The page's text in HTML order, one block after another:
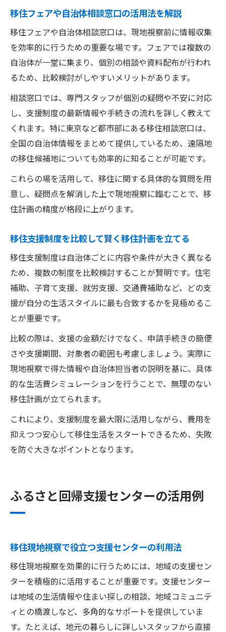
移住フェアや自治体相談窓口の活用法を解説
移住フェアや自治体相談窓口は、現地視察前に情報収集
を効率的に行うための重要な場です。フェアでは複数の
自治体が一堂に集まり、個別の相談や資料配布が行われ
るため、比較検討がしやすいメリットがあります。
相談窓口では、専門スタッフが個別の疑問や不安に対応
し、支援制度の最新情報や手続きの流れを詳しく教えて
くれます。特に東京など都市部にある移住相談窓口は、
全国の自治体情報をまとめて提供しているため、遠隔地
の移住候補地についても効率的に知ることが可能です。
これらの場を活用して、移住に関する具体的な質問を用
意し、疑問点を解消した上で現地視察に臨むことで、移
住計画の精度が格段に上がります。
移住支援制度を比較して賢く移住計画を立てる
移住支援制度は自治体ごとに内容や条件が大きく異なる
ため、複数の制度を比較検討することが賢明です。住宅
補助、子育て支援、就労支援、交通費補助など、どの支
援が自分の生活スタイルに最も合致するかを見極めるこ
とが重要です。
比較の際は、支援の金額だけでなく、申請手続きの簡便
さや支援期間、対象者の範囲も考慮しましょう。実際に
現地視察で得た情報や自治体担当者の説明を基に、具体
的な生活費シミュレーションを行うことで、無理のない
移住計画が立てられます。
これにより、支援制度を最大限に活用しながら、費用を
抑えつつ安心して移住生活をスタートできるため、失敗
を防ぐ大きなポイントとなります。
ふるさと回帰支援センターの活用例
移住現地視察で役立つ支援センターの利用法
移住現地視察を効果的に行うためには、地域の支援セン
ターを積極的に活用することが重要です。支援センター
は地域の生活情報や住まい探しの相談、地域コミュニテ
ィとの橋渡しなど、多角的なサポートを提供していま
す。たとえば、地元の暮らしに詳しいスタッフから直接